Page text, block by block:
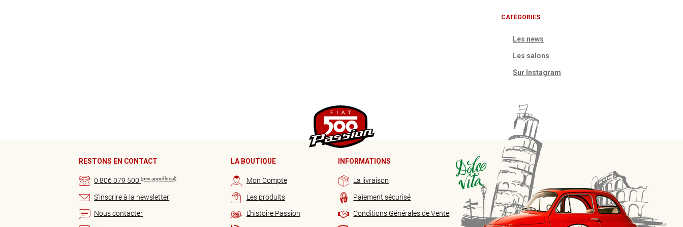
CATÉGORIES
Les news
Les salons
Sur Instagram
RESTONS EN CONTACT
0 806 079 500(prix appel local)
S’inscrire à la newsletter
Nous contacter
LA BOUTIQUE
Mon Compte
Les produits
L’histoire Passion
INFORMATIONS
La livraison
Paiement sécurisé
Conditions Générales de Vente